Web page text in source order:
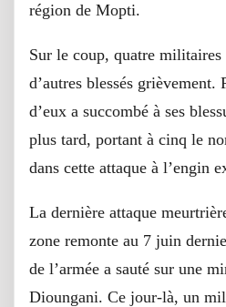
région de Mopti.
Sur le coup, quatre
d’autres blessés grièvement.
d’eux a succombé à ses
plus tard, portant à cinq le
dans cette attaque à l’engin
La dernière attaque
zone remonte au 7 juin
de l’armée a sauté sur une
Dioungani. Ce jour-là, un